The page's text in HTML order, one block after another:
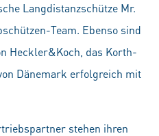
Langdistanzschütze Mr.
Team. Ebenso sind
Heckler&Koch, das Korth-
Dänemark erfolgreich mit
stehen ihren